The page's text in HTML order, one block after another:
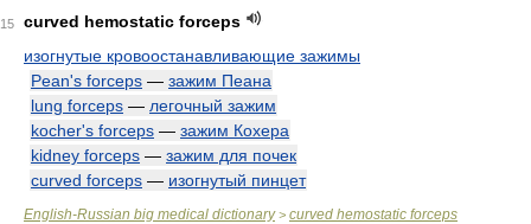
15
curved hemostatic forceps
изогнутые кровоостанавливающие зажимы
Pean's forceps — зажим Пеана
lung forceps — легочный зажим
kocher's forceps — зажим Кохера
kidney forceps — зажим для почек
curved forceps — изогнутый пинцет
English-Russian big medical dictionary> curved hemostatic forceps